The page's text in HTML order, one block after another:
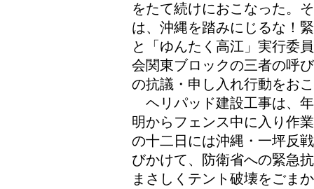
をたて続けにおこなった。
は、沖縄を踏みにじるな！
と「ゆんたく高江」実行委
会関東ブロックの三者の呼
の抗議・申し入れ行動をお
ヘリパッド建設工事は、
明からフェンス中に入り作
の十二日には沖縄・一坪反
びかけて、防衛省への緊急
まさしくテント破壊をごま